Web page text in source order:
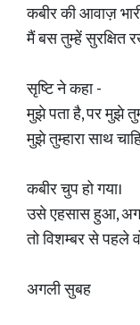
कबीर की आवाज़
मैं बस तुम्हें सुरक्षित
सृष्टि ने कहा -
मुझे पता है, पर मुझे
मुझे तुम्हारा साथ
कबीर चुप हो गया।
उसे एहसास हुआ,
तो विशम्बर से पहले
अगली सुबह